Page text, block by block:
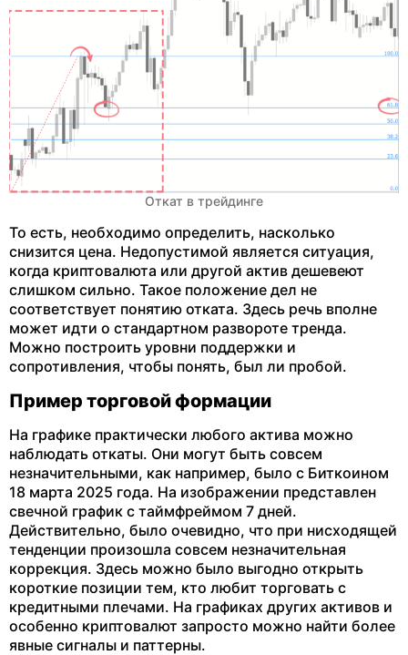
Откат в трейдинге
То есть, необходимо определить, насколько
снизится цена. Недопустимой является ситуация,
когда криптовалюта или другой актив дешевеют
слишком сильно. Такое положение дел не
соответствует понятию отката. Здесь речь вполне
может идти о стандартном развороте тренда.
Можно построить уровни поддержки и
сопротивления, чтобы понять, был ли пробой.
Пример торговой формации
На графике практически любого актива можно
наблюдать откаты. Они могут быть совсем
незначительными, как например, было с Биткоином
18 марта 2025 года. На изображении представлен
свечной график с таймфреймом 7 дней.
Действительно, было очевидно, что при нисходящей
тенденции произошла совсем незначительная
коррекция. Здесь можно было выгодно открыть
короткие позиции тем, кто любит торговать с
кредитными плечами. На графиках других активов и
особенно криптовалют запросто можно найти более
явные сигналы и паттерны.